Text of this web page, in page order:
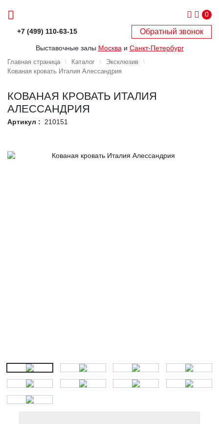
0
+7 (499) 110-63-15 Обратный звонок
Выставочные залы Москва и Санкт-Петербург
Главная страница Каталог
Эксклюзив
Кованая кровать Италия Алессандрия
КОВАНАЯ КРОВАТЬ ИТАЛИЯ
АЛЕССАНДРИЯ
Артикул : 210151